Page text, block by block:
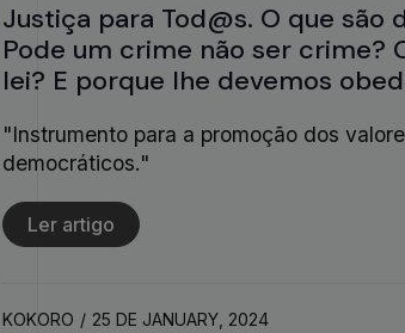
Justiça para Tod@s. O que são
Pode um crime não ser crime?
lei? E porque lhe devemos
"Instrumento para a promoção dos
democráticos."
Ler artigo
KOKORO 25 DE JANUARY, 2024